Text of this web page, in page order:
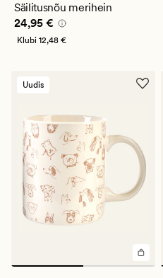
Säilitusnõu merihein
Pris_ee 24,95 €
24,95 €
Klubi 12,48 €
Uudis